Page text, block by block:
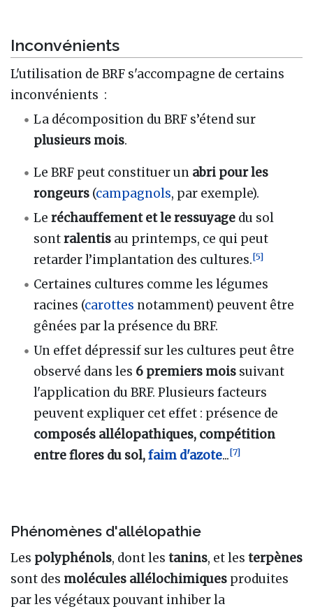
Inconvénients
L'utilisation de BRF s'accompagne de certains
inconvénients :
La décomposition du BRF s’étend sur
plusieurs mois.
Le BRF peut constituer un abri pour les
rongeurs (campagnols, par exemple).
Leréchauffement et le ressuyage du sol
sontralentis au printemps, ce qui peut
retarder l’implantation des cultures.[5]
Certaines cultures comme les légumes
racines (carottes notamment) peuvent être
gênées par la présence du BRF.
Un effet dépressif sur les cultures peut être
observé dans les 6 premiers mois suivant
l'application du BRF. Plusieurs facteurs
peuvent expliquer cet effet : présence de
composés allélopathiques, compétition
entre flores du sol,faim d'azote...[7]
Phénomènes d'allélopathie
Les polyphénols, dont les tanins, et les terpènes
sont des molécules allélochimiques produites
par les végétaux pouvant inhiber la